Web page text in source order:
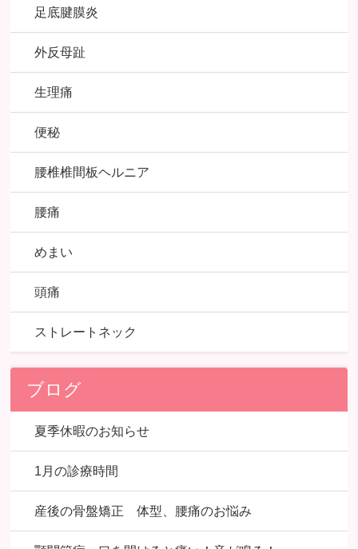
足底腱膜炎
外反母趾
生理痛
便秘
腰椎椎間板ヘルニア
腰痛
めまい
頭痛
ストレートネック
ブログ
夏季休暇のお知らせ
1月の診療時間
産後の骨盤矯正 体型、腰痛のお悩み